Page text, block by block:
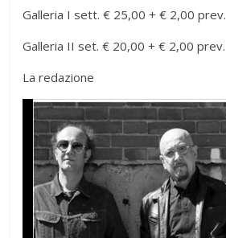
Galleria I sett. € 25,00 + € 2,00 prev.
Galleria II set. € 20,00 + € 2,00 prev.
La redazione